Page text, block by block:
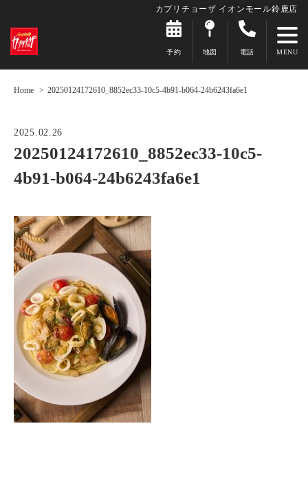
カプリチョーザ イオンモール鈴鹿店
予約 地図 電話
Home 20250124172610_8852ec33-10c5-4b91-b064-24b6243fa6e1
2025.02.26
20250124172610_8852ec33-10c5-
4b91-b064-24b6243fa6e1